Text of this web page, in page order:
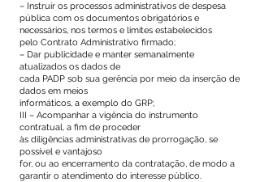
– Instruir os processos administrativos de despesa
pública com os documentos obrigatórios e
necessários, nos termos e limites estabelecidos
pelo Contrato Administrativo firmado;
– Dar publicidade e manter semanalmente
atualizados os dados de
cada PADP sob sua gerência por meio da inserção de
dados em meios
informáticos, a exemplo do GRP;
III – Acompanhar a vigência do instrumento
contratual, a fim de proceder
às diligências administrativas de prorrogação, se
possível e vantajoso
for, ou ao encerramento da contratação, de modo a
garantir o atendimento do interesse público.